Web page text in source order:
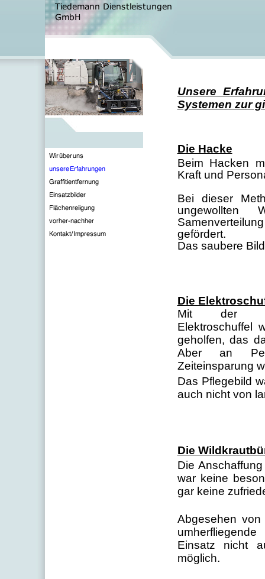
Unsere
Systemen zur
Die Hacke
Beim Hacken
Kraft und
Bei dieser
ungewollten
gefördert.
Das saubere
Die
Mit der
Elektroschuffel
geholfen, das
Aber an
Zeiteinsparung
Das Pflegebild
auch nicht von
Die
Die
war keine
gar keine
Abgesehen
Einsatz nicht
möglich.